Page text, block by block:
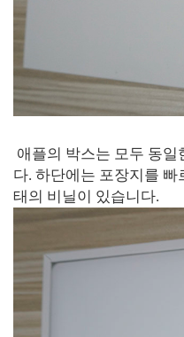
애플의 박스는 모두 동일
다. 하단에는 포장지를 빠
태의 비닐이 있습니다.